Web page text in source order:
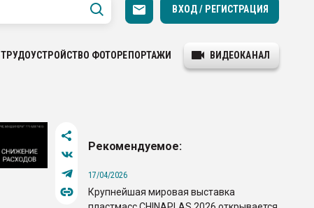
ВХОД / РЕГИСТРАЦИЯ
ТРУДОУСТРОЙСТВО ФОТОРЕПОРТАЖИ ВИДЕОКАНАЛ
Рекомендуемое:
17/04/2026
Крупнейшая мировая выставка